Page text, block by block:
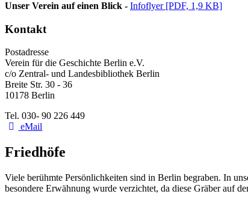
Unser Verein auf einen Blick - Infoflyer [PDF, 1,9 KB]
Kontakt
Postadresse
Verein für die Geschichte Berlin e.V.
c/o Zentral- und Landesbibliothek Berlin
Breite Str. 30 - 36
10178 Berlin
Tel. 030- 90 226 449
eMail
Friedhöfe
Viele berühmte Persönlichkeiten sind in Berlin begraben. In
besondere Erwähnung wurde verzichtet, da diese Gräber auf